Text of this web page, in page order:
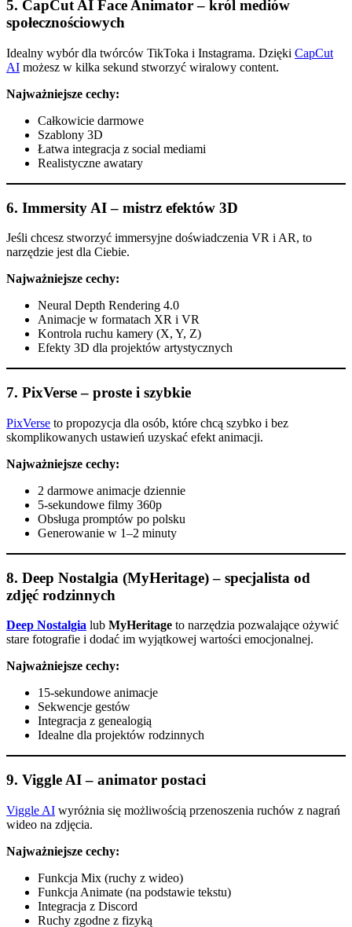
5. CapCut AI Face Animator – król mediów
społecznościowych
Idealny wybór dla twórców TikToka i Instagrama. Dzięki CapCut
AI możesz w kilka sekund stworzyć wiralowy content.
Najważniejsze cechy:
Całkowicie darmowe
Szablony 3D
Łatwa integracja z social mediami
Realistyczne awatary
6. Immersity AI – mistrz efektów 3D
Jeśli chcesz stworzyć immersyjne doświadczenia VR i AR, to
narzędzie jest dla Ciebie.
Najważniejsze cechy:
Neural Depth Rendering 4.0
Animacje w formatach XR i VR
Kontrola ruchu kamery (X, Y, Z)
Efekty 3D dla projektów artystycznych
7. PixVerse – proste i szybkie
PixVerse to propozycja dla osób, które chcą szybko i bez
skomplikowanych ustawień uzyskać efekt animacji.
Najważniejsze cechy:
2 darmowe animacje dziennie
5-sekundowe filmy 360p
Obsługa promptów po polsku
Generowanie w 1–2 minuty
8. Deep Nostalgia (MyHeritage) – specjalista od
zdjęć rodzinnych
Deep Nostalgia lub MyHeritage to narzędzia pozwalające ożywić
stare fotografie i dodać im wyjątkowej wartości emocjonalnej.
Najważniejsze cechy:
15-sekundowe animacje
Sekwencje gestów
Integracja z genealogią
Idealne dla projektów rodzinnych
9. Viggle AI – animator postaci
Viggle AI wyróżnia się możliwością przenoszenia ruchów z nagrań
wideo na zdjęcia.
Najważniejsze cechy:
Funkcja Mix (ruchy z wideo)
Funkcja Animate (na podstawie tekstu)
Integracja z Discord
Ruchy zgodne z fizyką